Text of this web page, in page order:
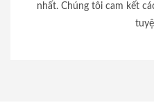
nhất. Chúng tôi cam kết